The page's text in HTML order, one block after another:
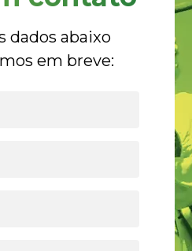
dados abaixo
em breve: